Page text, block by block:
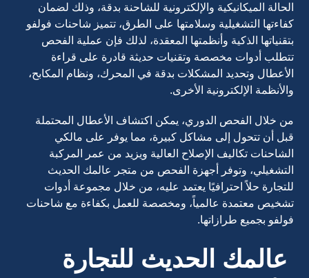
الحالة الميكانيكية والإلكترونية للشاحنة بدقة، وذلك لضمان
كفاءتها التشغيلية وسلامتها على الطرق، تتميز شاحنات فولفو
بتقنياتها الذكية وأنظمتها المعقدة، لذلك فإن عملية الفحص
تتطلب أدوات مخصصة وتقنيات حديثة قادرة على قراءة
الأعطال وتحديد المشكلات بدقة في المحرك، ونظام المكابح،
والأنظمة الإلكترونية الأخرى.
من خلال الفحص الدوري، يمكن اكتشاف الأعطال المحتملة
قبل أن تتحول إلى مشاكل كبيرة، مما يوفر على مالكي
الشاحنات تكاليف الإصلاح العالية ويزيد من عمر المركبة
التشغيلي، وتوفر أجهزة الفحص من متجر عالمك الحديث
للتجارة حلاً احترافيًا يعتمد عليه، من خلال مجموعة أدوات
تشخيص معتمدة عالمياً، ومخصصة للعمل بكفاءة مع شاحنات
فولفو بجميع طرازاتها.
عالمك الحديث للتجارة